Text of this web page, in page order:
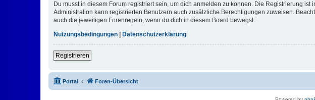
Du musst in diesem Forum registriert sein, um dich anmelden zu können. Die Registrierung
Administration kann registrierten Benutzern auch zusätzliche Berechtigungen zuweisen.
auch die jeweiligen Forenregeln, wenn du dich in diesem Board bewegst.
Nutzungsbedingungen
Datenschutzerklärung
Registrieren
Portal Foren-Übersicht